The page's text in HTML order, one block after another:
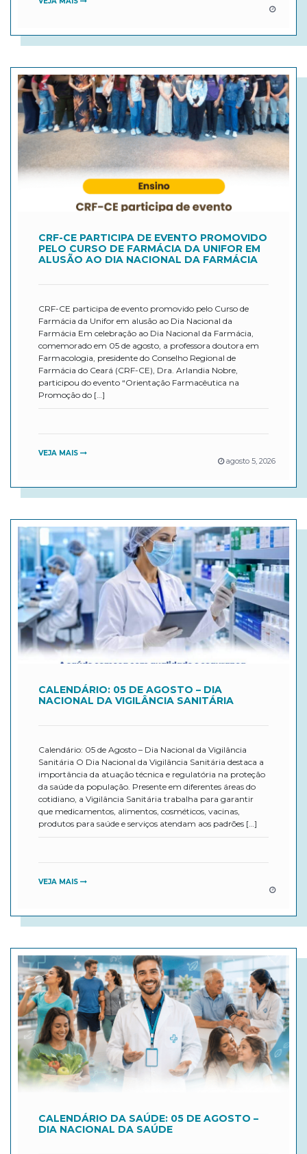
CRF-CE PARTICIPA DE EVENTO PROMOVIDO
PELO CURSO DE FARMÁCIA DA UNIFOR EM
ALUSÃO AO DIA NACIONAL DA FARMÁCIA
CRF-CE participa de evento promovido pelo Curso de
Farmácia da Unifor em alusão ao Dia Nacional da
Farmácia Em celebração ao Dia Nacional da Farmácia,
comemorado em 05 de agosto, a professora doutora em
Farmacologia, presidente do Conselho Regional de
Farmácia do Ceará (CRF-CE), Dra. Arlandia Nobre,
participou do evento “Orientação Farmacêutica na
Promoção do […]
VEJA MAIS
agosto 5, 2026
CALENDÁRIO: 05 DE AGOSTO – DIA
NACIONAL DA VIGILÂNCIA SANITÁRIA
Calendário: 05 de Agosto – Dia Nacional da Vigilância
Sanitária O Dia Nacional da Vigilância Sanitária destaca a
importância da atuação técnica e regulatória na proteção
da saúde da população. Presente em diferentes áreas do
cotidiano, a Vigilância Sanitária trabalha para garantir
que medicamentos, alimentos, cosméticos, vacinas,
produtos para saúde e serviços atendam aos padrões […]
VEJA MAIS
CALENDÁRIO DA SAÚDE: 05 DE AGOSTO –
DIA NACIONAL DA SAÚDE